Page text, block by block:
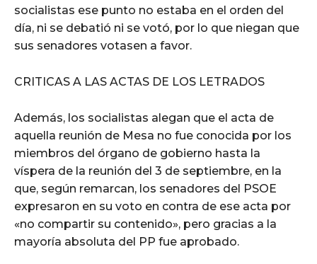
socialistas ese punto no estaba en el orden del
día, ni se debatió ni se votó, por lo que niegan que
sus senadores votasen a favor.
CRITICAS A LAS ACTAS DE LOS LETRADOS
Además, los socialistas alegan que el acta de
aquella reunión de Mesa no fue conocida por los
miembros del órgano de gobierno hasta la
víspera de la reunión del 3 de septiembre, en la
que, según remarcan, los senadores del PSOE
expresaron en su voto en contra de ese acta por
«no compartir su contenido», pero gracias a la
mayoría absoluta del PP fue aprobado.